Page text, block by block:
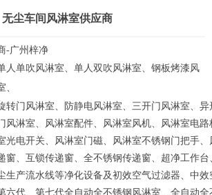
无尘车间风淋室供应商
-广州梓净
人单吹风淋室、单人双吹风淋室、钢板烤漆风
转门风淋室、防静电风淋室、三开门风淋室、异
风淋室、
风淋室配件 、风淋室风机、风淋室电
光电开关、风淋室门磁、风淋室不锈钢门把手、
窗、互锁传递窗、全不锈钢传递窗、超净工作
生产流水线等净化设备及初效空气过滤器、中
六代、第七代全自动全不锈钢风淋室、全自动全